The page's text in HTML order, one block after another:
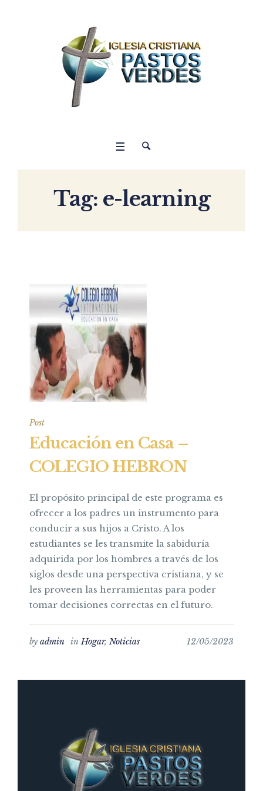
Tag: e-learning
Post
Educación en Casa –
COLEGIO HEBRON
El propósito principal de este programa es
ofrecer a los padres un instrumento para
conducir a sus hijos a Cristo. A los
estudiantes se les transmite la sabiduría
adquirida por los hombres a través de los
siglos desde una perspectiva cristiana, y se
les proveen las herramientas para poder
tomar decisiones correctas en el futuro.
12/05/2023
by admin inHogar, Noticias